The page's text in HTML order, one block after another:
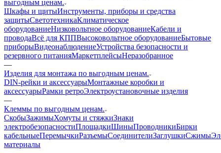
выгодным ценам.
Шкафы и щитыИнструменты, приборы и средства
защитыСветотехникаКлиматическое
оборудованиеНизковольтное оборудованиеКабели и
проводаВсё для КППВысоковольтное оборудованиеБытовые
приборыВидеонаблюдениеУстройства безопасности и
резервного питанияМаркетплейсыНеразобранное
—
Изделия для монтажа по выгодным ценам.
DIN-рейки и аксессуарыМонтажные коробки и
аксессуарыРамки ретроЭлектроустановочные изделия
—
Клеммы по выгодным ценам.
СкобыЗажимыХомуты и стяжкиЗнаки
электробезопасностиПлощадкиШиныПроводникиБирки
кабельныеПеремычкиРазъемыСоединителиЗаглушкиСжимы
материалы